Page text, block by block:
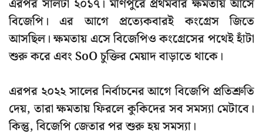
এরপরসালটা ২০১৭। মণিপুরে প্রথমবার ক্ষমতায় আসে
বিজেপি। এর আগে প্রত্যেকবারই কংগ্রেস জিতে
আসছিল। ক্ষমতায় এসে বিজেপিও কংগ্রেসের পথেই হাঁটা
শুরু করে এবংSoOচুক্তির মেয়াদ বাড়াতে থাকে।
এরপর ২০২২ সালের নির্বাচনের আগে বিজেপি প্রতিশ্রুতি
দেয়, তারা ক্ষমতায় ফিরলে কুকিদের সব সমস্যা মেটাবে।
কিন্তু, বিজেপি জেতার পর শুরু হয় সমস্যা।